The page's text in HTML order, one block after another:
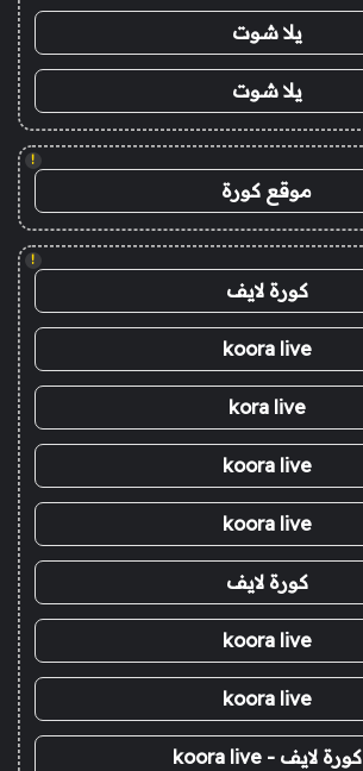
يلا شوت
يلا شوت
!
موقع كورة
!
كورة لايف
koora live
kora live
koora live
koora live
كورة لايف
koora live
koora live
كورة لايف - koora live